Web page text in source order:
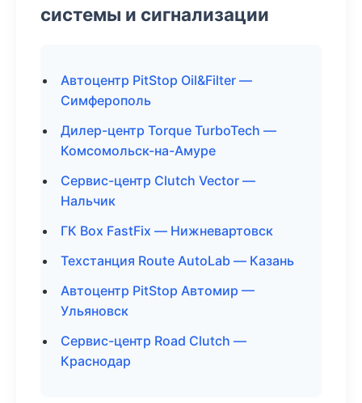
системы и сигнализации
Автоцентр PitStop Oil&Filter —
Симферополь
Дилер-центр Torque TurboTech —
Комсомольск-на-Амуре
Сервис-центр Clutch Vector —
Нальчик
ГК Box FastFix — Нижневартовск
Техстанция Route AutoLab — Казань
Автоцентр PitStop Автомир —
Ульяновск
Сервис-центр Road Clutch —
Краснодар